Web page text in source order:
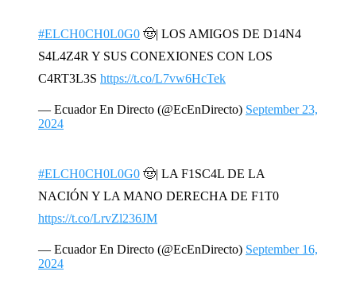
#ELCH0CH0L0G0 🤠| LOS AMIGOS DE D14N4
S4L4Z4R Y SUS CONEXIONES CON LOS
C4RT3L3S https://t.co/L7vw6HcTek
— Ecuador En Directo (@EcEnDirecto) September 23,
2024
#ELCH0CH0L0G0 🤠| LA F1SC4L DE LA
NACIÓN Y LA MANO DERECHA DE F1T0
https://t.co/LrvZl236JM
— Ecuador En Directo (@EcEnDirecto) September 16,
2024